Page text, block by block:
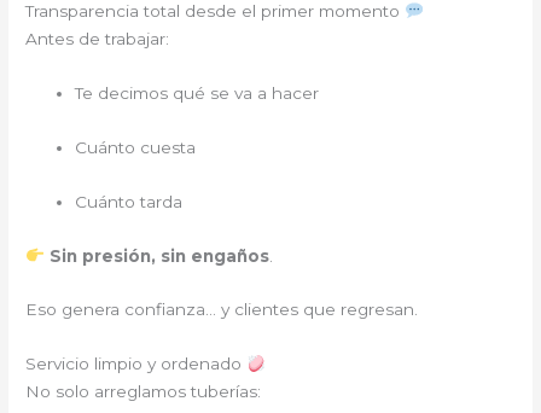
Transparencia total desde el primer momento
Antes de trabajar:
Te decimos qué se va a hacer
Cuánto cuesta
Cuánto tarda
Sin presión, sin engaños.
Eso genera confianza… y clientes que regresan.
Servicio limpio y ordenado
No solo arreglamos tuberías: